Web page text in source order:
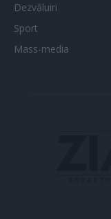
Dezvăluiri
Sport
Mass-media